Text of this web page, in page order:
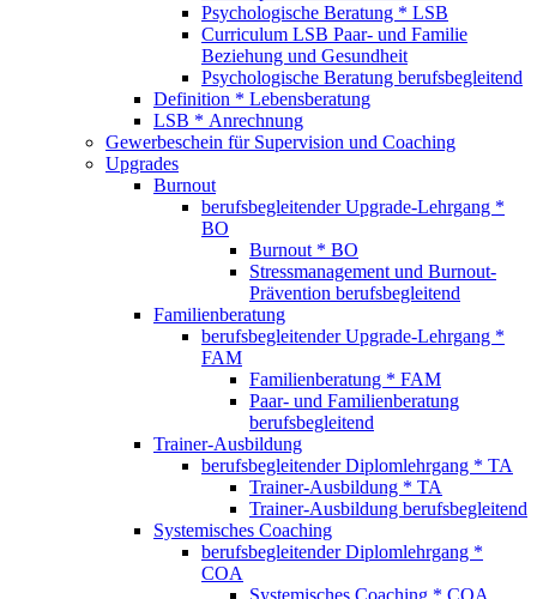
Psychologische Beratung * LSB
Curriculum LSB Paar- und Familie
Beziehung und Gesundheit
Psychologische Beratung berufsbegleitend
Definition * Lebensberatung
LSB * Anrechnung
Gewerbeschein für Supervision und Coaching
Upgrades
Burnout
berufsbegleitender Upgrade-Lehrgang *
BO
Burnout * BO
Stressmanagement und Burnout-
Prävention berufsbegleitend
Familienberatung
berufsbegleitender Upgrade-Lehrgang *
FAM
Familienberatung * FAM
Paar- und Familienberatung
berufsbegleitend
Trainer-Ausbildung
berufsbegleitender Diplomlehrgang * TA
Trainer-Ausbildung * TA
Trainer-Ausbildung berufsbegleitend
Systemisches Coaching
berufsbegleitender Diplomlehrgang *
COA
Systemisches Coaching * COA